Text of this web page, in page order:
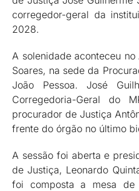
corregedor-geral da
2028.
A solenidade aconteceu
Soares, na sede da
João Pessoa. José
Corregedoria-Geral do
procurador de Justiça
frente do órgão no último
A sessão foi aberta e
de Justiça, Leonardo
foi composta a mesa de